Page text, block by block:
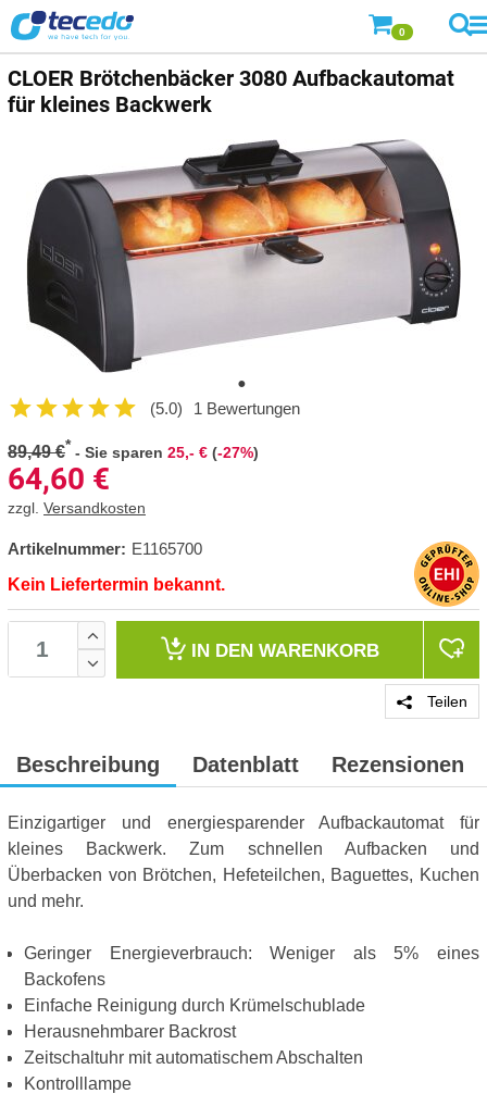
0
CLOER Brötchenbäcker 3080 Aufbackautomat
für kleines Backwerk
(5.0) 1 Bewertungen
89,49 €* - Sie sparen 25,- € (-27%)
64,60 €
zzgl. Versandkosten
Artikelnummer: E1165700
Kein Liefertermin bekannt.
IN DEN WARENKORB
Teilen
Beschreibung Datenblatt Rezensionen
Einzigartiger und energiesparender Aufbackautomat für
kleines Backwerk. Zum schnellen Aufbacken und
Überbacken von Brötchen, Hefeteilchen, Baguettes, Kuchen
und mehr.
Geringer Energieverbrauch: Weniger als 5% eines
Backofens
Einfache Reinigung durch Krümelschublade
Herausnehmbarer Backrost
Zeitschaltuhr mit automatischem Abschalten
Kontrolllampe